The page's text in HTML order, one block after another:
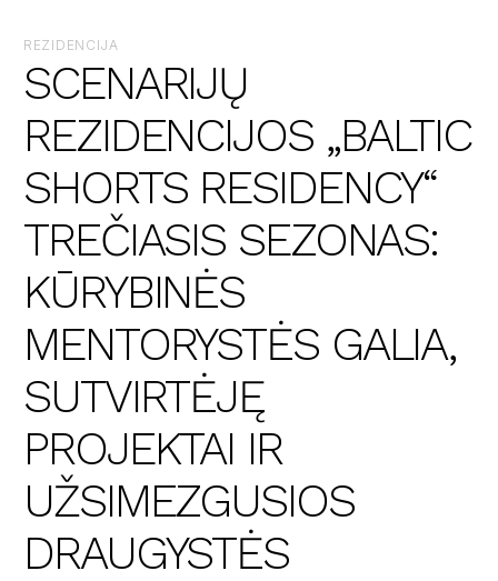
REZIDENCIJA
SCENARIJŲ
REZIDENCIJOS „BALTIC
SHORTS RESIDENCY“
TREČIASIS SEZONAS:
KŪRYBINĖS
MENTORYSTĖS GALIA,
SUTVIRTĖJĘ
PROJEKTAI IR
UŽSIMEZGUSIOS
DRAUGYSTĖS